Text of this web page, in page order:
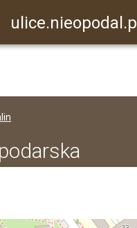
ulice.nieopodal.pl